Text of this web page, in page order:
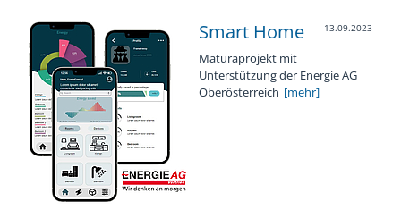
13.09.2023
Smart Home
Maturaprojekt mit
Unterstützung der Energie AG
Oberösterreich [mehr]